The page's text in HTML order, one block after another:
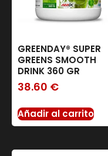
GREENDAY® SUPER
GREENS SMOOTH
DRINK 360 GR
38.60 €
Añadir al carrito